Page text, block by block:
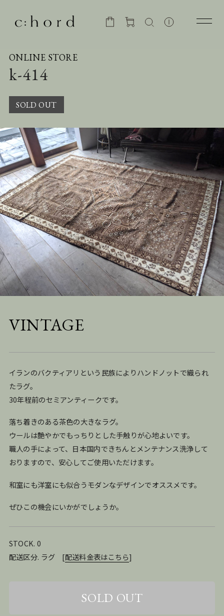
ONLINE STORE
k-414
VINTAGE
イランのバクティアリという民族によりハンドノットで織られ
たラグ。
30年程前のセミアンティークです。
落ち着きのある茶色の大きなラグ。
ウールは艶やかでもっちりとした手触りが心地よいです。
職人の手によって、日本国内できちんとメンテナンス洗浄して
おりますので、安心してご使用いただけます。
和室にも洋室にも似合うモダンなデザインでオススメです。
ぜひこの機会にいかがでしょうか。
STOCK. 0
配送区分. ラグ [配送料金表はこちら]